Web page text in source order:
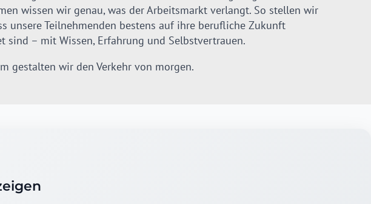
wissen wir genau, was der Arbeitsmarkt verlangt. So stellen wir
unsere Teilnehmenden bestens auf ihre berufliche Zukunft
sind – mit Wissen, Erfahrung und Selbstvertrauen.
gestalten wir den Verkehr von morgen.